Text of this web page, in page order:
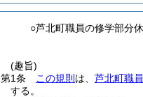
○芦北町職員の修学部分
(趣旨)
第1条
この規則 は、 芦北町職
する。